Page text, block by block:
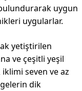
uygun
uygularlar.
yetiştirilen
ve çeşitli yeşil
seven ve az
dik